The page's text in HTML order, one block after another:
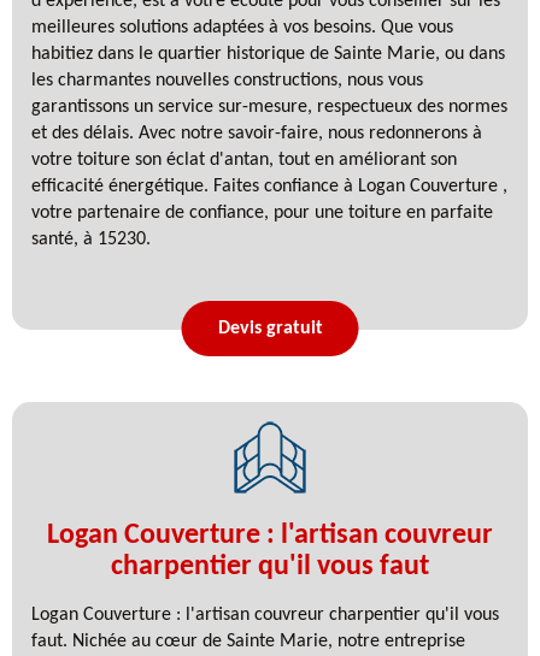
meilleures solutions adaptées à vos besoins. Que vous
habitiez dans le quartier historique de Sainte Marie, ou dans
les charmantes nouvelles constructions, nous vous
garantissons un service sur-mesure, respectueux des normes
et des délais. Avec notre savoir-faire, nous redonnerons à
votre toiture son éclat d'antan, tout en améliorant son
efficacité énergétique. Faites confiance à Logan Couverture ,
votre partenaire de confiance, pour une toiture en parfaite
santé, à 15230.
Devis gratuit
Logan Couverture : l'artisan couvreur
charpentier qu'il vous faut
Logan Couverture : l'artisan couvreur charpentier qu'il vous
faut. Nichée au cœur de Sainte Marie, notre entreprise